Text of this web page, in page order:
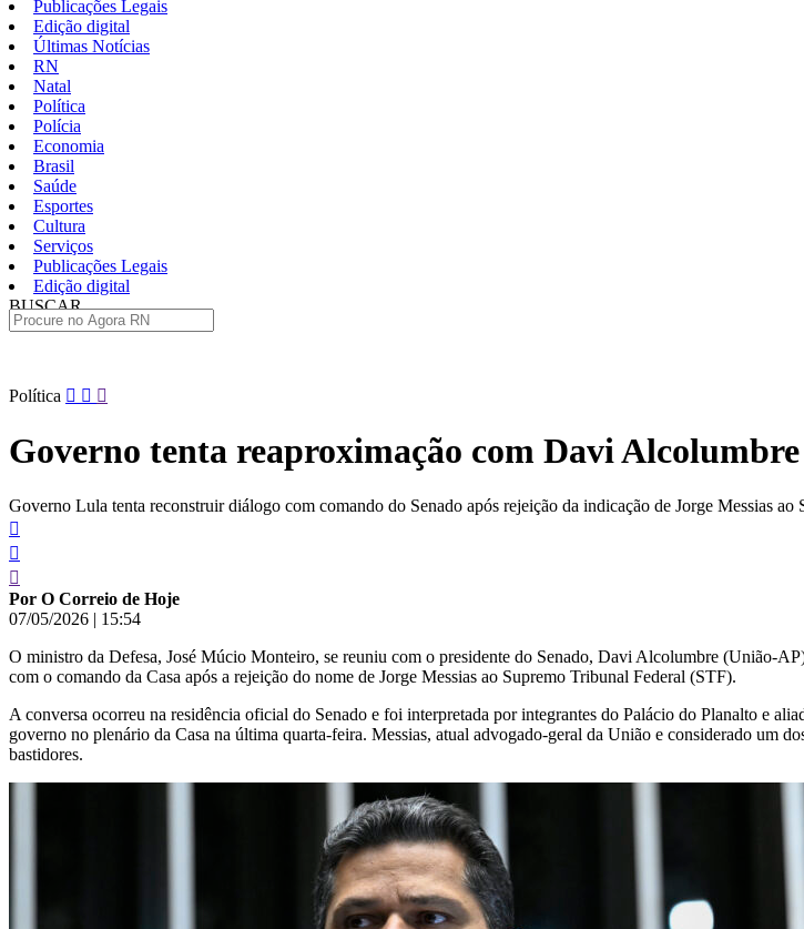
Publicações Legais
Edição digital
Últimas Notícias
RN
Natal
Política
Polícia
Economia
Brasil
Saúde
Esportes
Cultura
Serviços
Publicações Legais
Edição digital
BUSCAR
Pular
conteúdo
Política
Governo tenta reaproximação com Davi
Governo Lula tenta reconstruir diálogo com comando do Senado após rejeição da indicação de Jorge Messias ao
Por O Correio de Hoje
07/05/2026 | 15:54
O ministro da Defesa, José Múcio Monteiro, se reuniu com o presidente do Senado, Davi Alcolumbre (União-
com o comando da Casa após a rejeição do nome de Jorge Messias ao Supremo Tribunal Federal (STF).
A conversa ocorreu na residência oficial do Senado e foi interpretada por integrantes do Palácio do Planalto e
governo no plenário da Casa na última quarta-feira. Messias, atual advogado-geral da União e considerado um
bastidores.